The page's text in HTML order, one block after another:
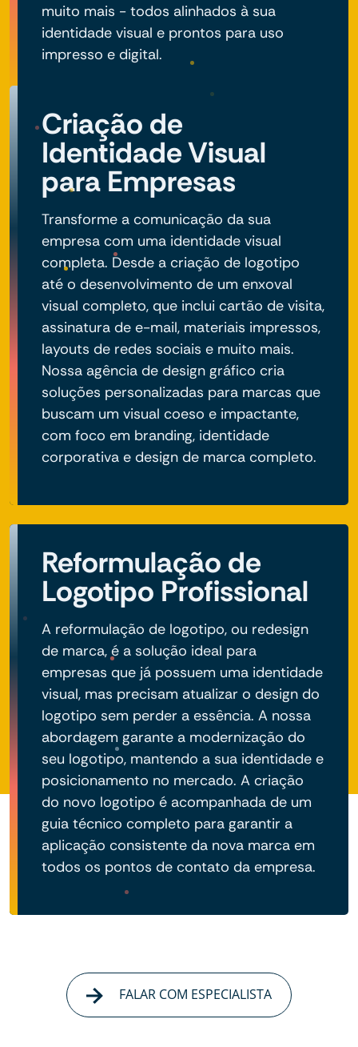
muito mais - todos alinhados à sua
identidade visual e prontos para uso
impresso e digital.
Criação de
Identidade Visual
para Empresas
Transforme a comunicação da sua
empresa com uma identidade visual
completa. Desde a criação de logotipo
até o desenvolvimento de um enxoval
visual completo, que inclui cartão de visita,
assinatura de e-mail, materiais impressos,
layouts de redes sociais e muito mais.
Nossa agência de design gráfico cria
soluções personalizadas para marcas que
buscam um visual coeso e impactante,
com foco em branding, identidade
corporativa e design de marca completo.
Reformulação de
Logotipo Profissional
A reformulação de logotipo, ou redesign
de marca, é a solução ideal para
empresas que já possuem uma identidade
visual, mas precisam atualizar o design do
logotipo sem perder a essência. A nossa
abordagem garante a modernização do
seu logotipo, mantendo a sua identidade e
posicionamento no mercado. A criação
do novo logotipo é acompanhada de um
guia técnico completo para garantir a
aplicação consistente da nova marca em
todos os pontos de contato da empresa.
FALAR COM ESPECIALISTA